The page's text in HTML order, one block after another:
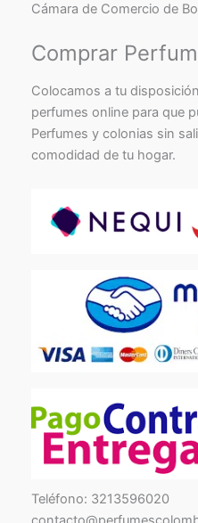
Cámara de Comercio de
Comprar
Colocamos a tu
perfumes online para que
Perfumes y colonias sin
comodidad de tu hogar.
Teléfono: 3213596020